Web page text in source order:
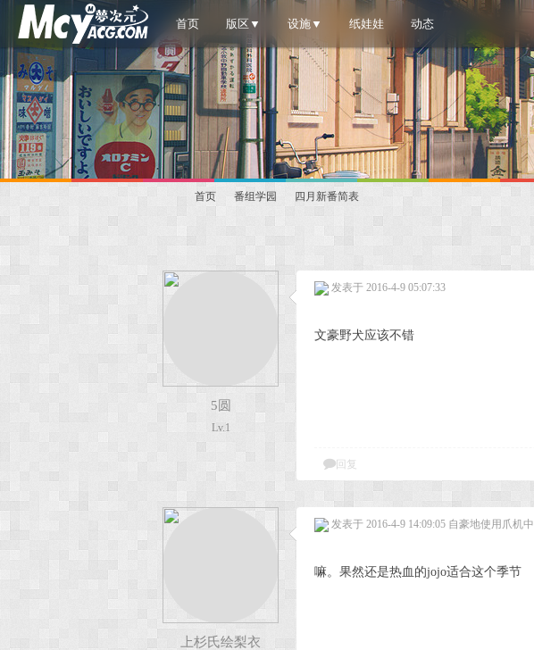
首页 版区▼ 设施▼ 纸娃娃 动态
梦
元
»
首页
›
番组学园
›
四月新番简表
5圆
Lv.1
发表于 2016-4-9 05:07:33
文豪野犬应该不错
回复
上杉氏绘梨衣
发表于 2016-4-9 14:09:05 自豪地使用爪机中
嘛。果然还是热血的jojo适合这个季节